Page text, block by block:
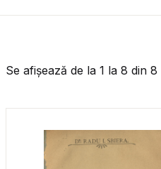
Se afișează de la 1 la 8 din 8